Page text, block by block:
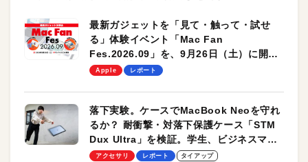
最新ガジェットを「見て・触って・試せ
る」体験イベント「Mac Fan
Fes.2026.09」を、9月26日（土）に開催
します！
Apple レポート
落下実験。ケースでMacBook Neoを守れ
るか？ 耐衝撃・対落下保護ケース「STM
Dux Ultra」を検証。学生、ビジネスマン
のモバイルユースに最適！
アクセサリ レポート タイアップ